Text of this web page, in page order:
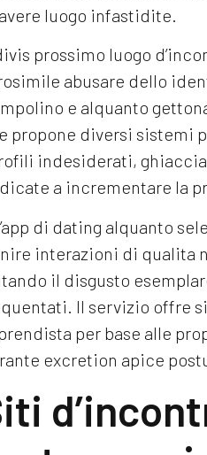
luogo infastidite.
prossimo luogo
abusare dello
e alquanto
propone diversi sistemi
indesiderati,
a incrementare la
di dating alquanto
interazioni di qualita
il disgusto
Il servizio offre
per base alle
excretion apice